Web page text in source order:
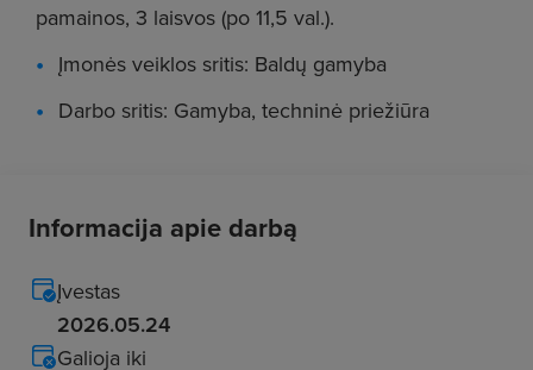
pamainos, 3 laisvos (po 11,5 val.).
Įmonės veiklos sritis: Baldų gamyba
Darbo sritis: Gamyba, techninė priežiūra
Informacija apie darbą
Įvestas
2026.05.24
Galioja iki